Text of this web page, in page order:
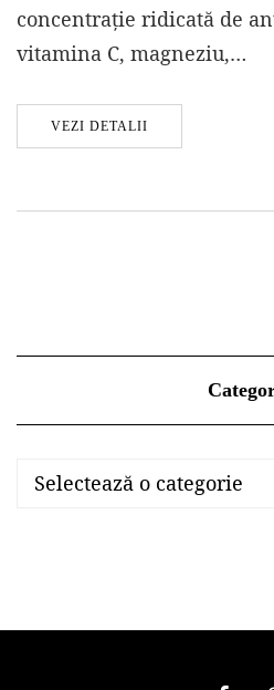
concentrație ridicată de
vitamina C, magneziu,…
VEZI DETALII
Categorii
Selectează o categorie
Categorii